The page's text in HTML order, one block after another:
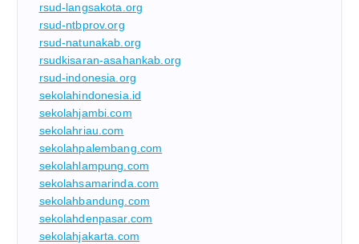
rsud-langsakota.org
rsud-ntbprov.org
rsud-natunakab.org
rsudkisaran-asahankab.org
rsud-indonesia.org
sekolahindonesia.id
sekolahjambi.com
sekolahriau.com
sekolahpalembang.com
sekolahlampung.com
sekolahsamarinda.com
sekolahbandung.com
sekolahdenpasar.com
sekolahjakarta.com